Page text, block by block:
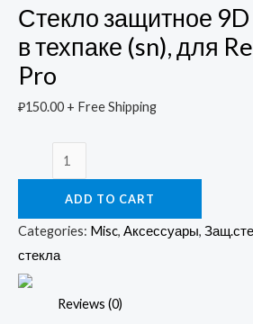
Стекло защитное
в техпаке (sn), для
Pro
₽150.00 + Free Shipping
защитное
Full
Screen
в
техпаке
ADD TO CART
Categories: Misc, Аксессуары,
стекла
Reviews (0)